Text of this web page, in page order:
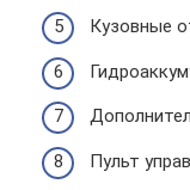
Кузовные
Пульт